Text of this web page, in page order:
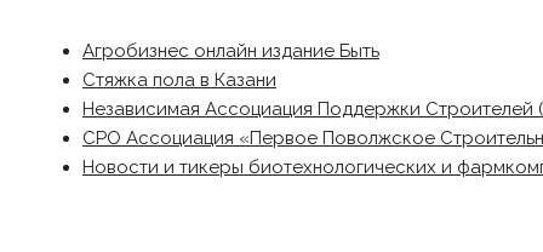
Агробизнес онлайн издание Быть
Стяжка пола в Казани
Независимая Ассоциация Поддержки Строителей
СРО Ассоциация «Первое Поволжское
Новости и тикеры биотехнологических и